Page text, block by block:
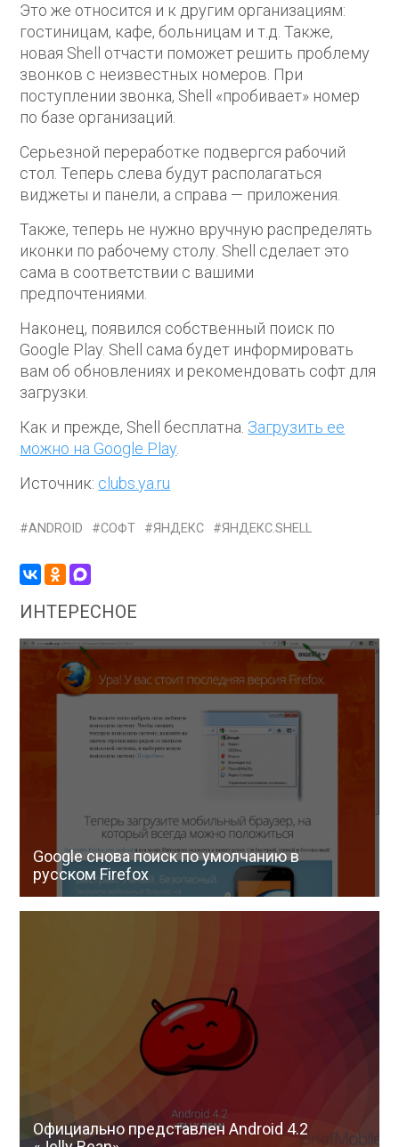
Это же относится и к другим организациям:
гостиницам, кафе, больницам и т.д. Также,
новая Shell отчасти поможет решить проблему
звонков с неизвестных номеров. При
поступлении звонка, Shell «пробивает» номер
по базе организаций.
Серьезной переработке подвергся рабочий
стол. Теперь слева будут располагаться
виджеты и панели, а справа — приложения.
Также, теперь не нужно вручную распределять
иконки по рабочему столу. Shell сделает это
сама в соответствии с вашими
предпочтениями.
Наконец, появился собственный поиск по
Google Play. Shell сама будет информировать
вам об обновлениях и рекомендовать софт для
загрузки.
Как и прежде, Shell бесплатна. Загрузить ее
можно на Google Play.
Источник: clubs.ya.ru
ANDROID СОФТ ЯНДЕКС ЯНДЕКС.SHELL
ИНТЕРЕСНОЕ
Google снова поиск по умолчанию в
русском Firefox
Официально представлен Android 4.2